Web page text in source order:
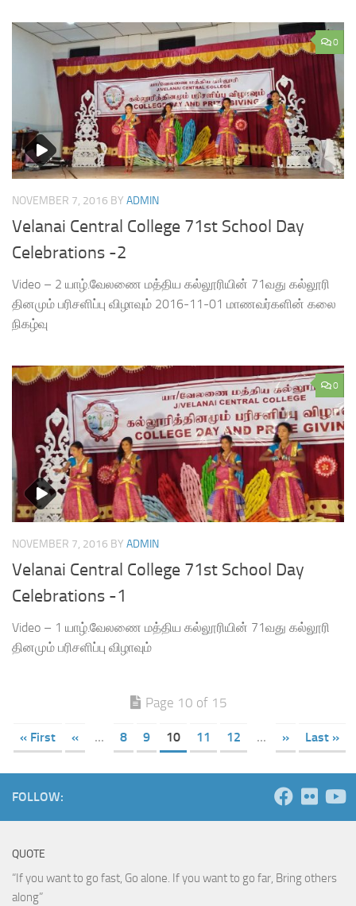
0
NOVEMBER 7, 2016 BY ADMIN
Velanai Central College 71st School Day
Celebrations -2
Video – 2 யாழ்.வேலணை மத்திய கல்லூரியின் 71வது கல்லூரி
தினமும் பரிசளிப்பு விழாவும் 2016-11-01 மாணவர்களின் கலை
நிகழ்வு
0
NOVEMBER 7, 2016 BY ADMIN
Velanai Central College 71st School Day
Celebrations -1
Video – 1 யாழ்.வேலணை மத்திய கல்லூரியின் 71வது கல்லூரி
தினமும் பரிசளிப்பு விழாவும்
Page 10 of 15
« First « ... 8 9 10 11 12 ... » Last »
FOLLOW:
QUOTE
“If you want to go fast, Go alone. If you want to go far, Bring others
along”